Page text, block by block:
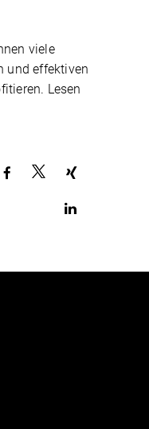
viele
und effektiven
Lesen